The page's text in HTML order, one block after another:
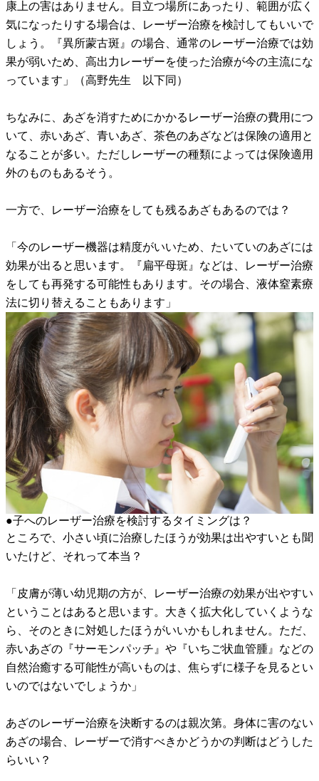
康上の害はありません。目立つ場所にあったり、範囲が広く
気になったりする場合は、レーザー治療を検討してもいいで
しょう。『異所蒙古斑』の場合、通常のレーザー治療では効
果が弱いため、高出力レーザーを使った治療が今の主流にな
っています」（高野先生 以下同）
ちなみに、あざを消すためにかかるレーザー治療の費用につ
いて、赤いあざ、青いあざ、茶色のあざなどは保険の適用と
なることが多い。ただしレーザーの種類によっては保険適用
外のものもあるそう。
一方で、レーザー治療をしても残るあざもあるのでは？
「今のレーザー機器は精度がいいため、たいていのあざには
効果が出ると思います。『扁平母斑』などは、レーザー治療
をしても再発する可能性もあります。その場合、液体窒素療
法に切り替えることもあります」
●子へのレーザー治療を検討するタイミングは？
ところで、小さい頃に治療したほうが効果は出やすいとも聞
いたけど、それって本当？
「皮膚が薄い幼児期の方が、レーザー治療の効果が出やすい
ということはあると思います。大きく拡大化していくような
ら、そのときに対処したほうがいいかもしれません。ただ、
赤いあざの『サーモンパッチ』や『いちご状血管腫』などの
自然治癒する可能性が高いものは、焦らずに様子を見るとい
いのではないでしょうか」
あざのレーザー治療を決断するのは親次第。身体に害のない
あざの場合、レーザーで消すべきかどうかの判断はどうした
らいい？